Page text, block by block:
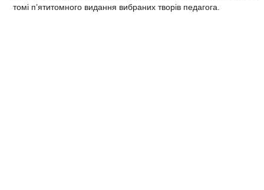
томі п’ятитомного видання вибраних творів педагога.